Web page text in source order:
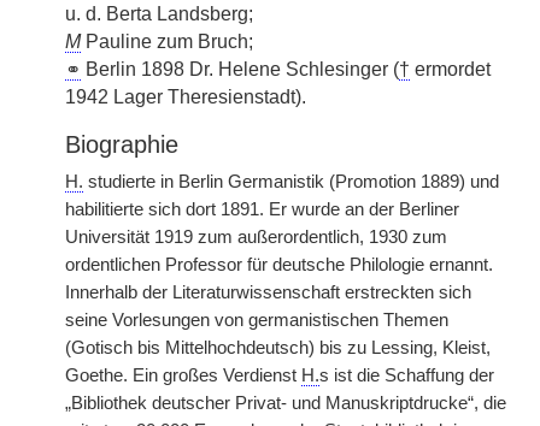
u. d. Berta Landsberg;
MPauline zum Bruch;
⚭ Berlin 1898 Dr. Helene Schlesinger († ermordet
1942 Lager Theresienstadt).
Biographie
H. studierte in Berlin Germanistik (Promotion 1889) und
habilitierte sich dort 1891. Er wurde an der Berliner
Universität 1919 zum außerordentlich, 1930 zum
ordentlichen Professor für deutsche Philologie ernannt.
Innerhalb der Literaturwissenschaft erstreckten sich
seine Vorlesungen von germanistischen Themen
(Gotisch bis Mittelhochdeutsch) bis zu Lessing, Kleist,
Goethe. Ein großes Verdienst H.s ist die Schaffung der
„Bibliothek deutscher Privat- und Manuskriptdrucke“, die